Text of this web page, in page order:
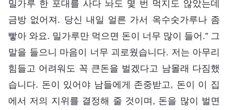
밀가루 한 포대를 사다 놔도 몇 번 먹지도 않았는데
금방 없어져. 당신 내일 얼른 가서 옥수숫가루나 좀
빻아 와요. 밀가루만 먹으면 돈이 너무 많이 들어.” 그
말을 들으니 마음이 너무 괴로웠습니다. 저는 아무리
힘들고 어려워도 꼭 큰돈을 벌겠다고 남몰래 다짐했
습니다. 돈이 있어야 남들에게 존중받고, 돈이 이 집
에서 저의 지위를 결정해 줄 것이며, 돈을 많이 벌면